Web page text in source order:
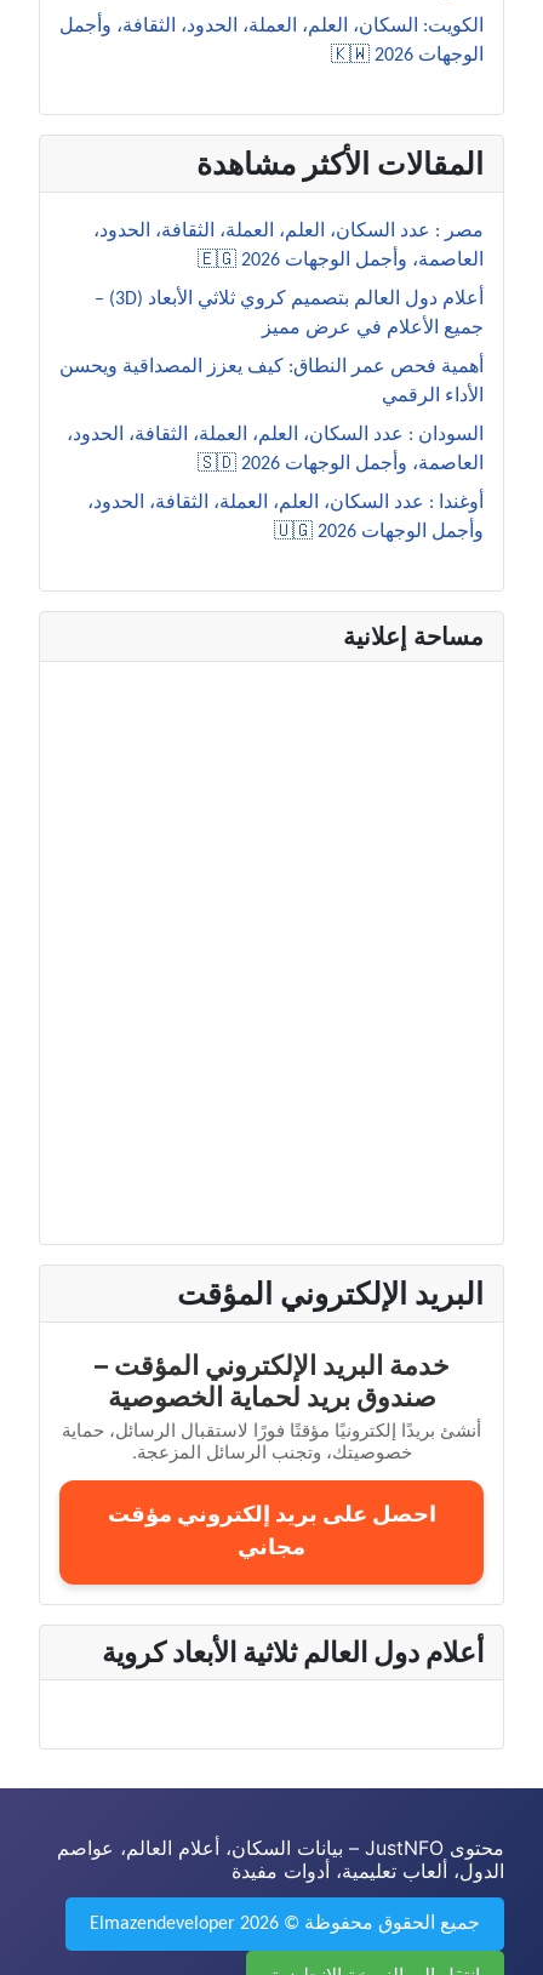
الكويت: السكان، العلم، العملة، الحدود، الثقافة، وأجمل
الوجهات 2026 🇰🇼
المقالات الأكثر مشاهدة
مصر : عدد السكان، العلم، العملة، الثقافة، الحدود،
العاصمة، وأجمل الوجهات 2026 🇪🇬
أعلام دول العالم بتصميم كروي ثلاثي الأبعاد (3D) –
جميع الأعلام في عرض مميز
أهمية فحص عمر النطاق: كيف يعزز المصداقية ويحسن
الأداء الرقمي
السودان : عدد السكان، العلم، العملة، الثقافة، الحدود،
العاصمة، وأجمل الوجهات 2026 🇸🇩
أوغندا : عدد السكان، العلم، العملة، الثقافة، الحدود،
وأجمل الوجهات 2026 🇺🇬
مساحة إعلانية
البريد الإلكتروني المؤقت
خدمة البريد الإلكتروني المؤقت –
صندوق بريد لحماية الخصوصية
أنشئ بريدًا إلكترونيًا مؤقتًا فورًا لاستقبال الرسائل، حماية
خصوصيتك، وتجنب الرسائل المزعجة.
احصل على بريد إلكتروني مؤقت
مجاني
أعلام دول العالم ثلاثية الأبعاد كروية
محتوى JustNFO – بيانات السكان، أعلام العالم، عواصم
الدول، ألعاب تعليمية، أدوات مفيدة
جميع الحقوق محفوظة © 2026 Elmazendeveloper